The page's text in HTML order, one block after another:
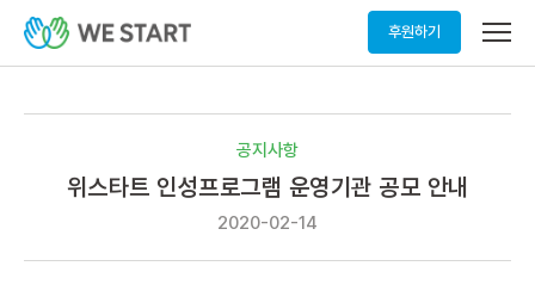
후원하기
메
열
공지사항
위스타트 인성프로그램 운영기관 공모 안내
2020-02-14